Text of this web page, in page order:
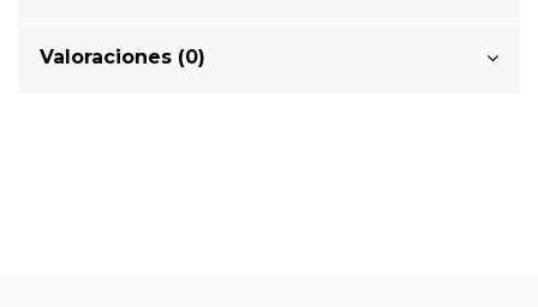
Valoraciones (0)